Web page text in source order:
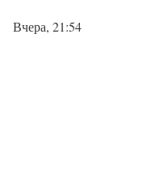
Вчера, 21:54